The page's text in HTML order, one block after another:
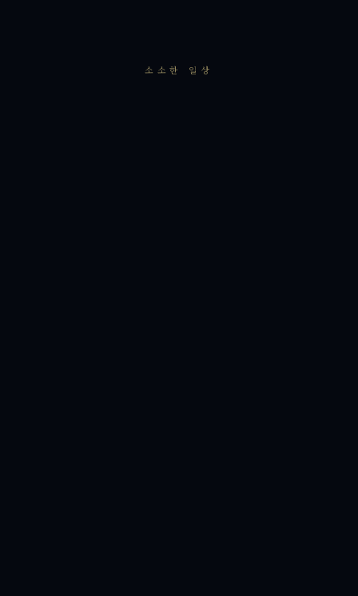
소소한 일상